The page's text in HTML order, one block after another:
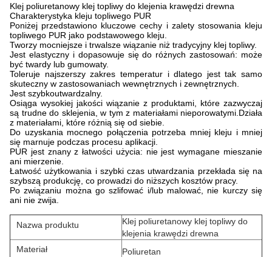
Klej poliuretanowy klej topliwy do klejenia krawędzi drewna
Charakterystyka kleju topliwego PUR
Poniżej przedstawiono kluczowe cechy i zalety stosowania kleju
topliwego PUR jako podstawowego kleju.
Tworzy mocniejsze i trwalsze wiązanie niż tradycyjny klej topliwy.
Jest elastyczny i dopasowuje się do różnych zastosowań: może
być twardy lub gumowaty.
Toleruje najszerszy zakres temperatur i dlatego jest tak samo
skuteczny w zastosowaniach wewnętrznych i zewnętrznych.
Jest szybkoutwardzalny.
Osiąga wysokiej jakości wiązanie z produktami, które zazwyczaj
są trudne do sklejenia, w tym z materiałami nieporowatymi.Działa
z materiałami, które różnią się od siebie.
Do uzyskania mocnego połączenia potrzeba mniej kleju i mniej
się marnuje podczas procesu aplikacji.
PUR jest znany z łatwości użycia: nie jest wymagane mieszanie
ani mierzenie.
Łatwość użytkowania i szybki czas utwardzania przekłada się na
szybszą produkcję, co prowadzi do niższych kosztów pracy.
Po związaniu można go szlifować i/lub malować, nie kurczy się
ani nie zwija.
Nazwa produktu
Klej poliuretanowy klej topliwy do
klejenia krawędzi drewna
Materiał
Poliuretan